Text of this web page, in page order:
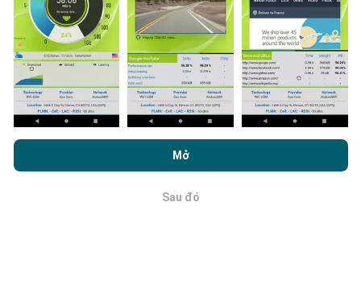
tất cả những gì bạn phải làm là tải xuống ứng dụng
nPerf trên điện thoại thông minh của bạn.
Càng có
nhiều dữ liệu, bản đồ sẽ càng toàn diện!
Cập nhật được thực hiện như thế nào?
Bản đồ phủ sóng mạng được bot tự động cập nhật
Mở
Sau đó
cũng như thử nghiệm nPerf của chúng
tôiThỏa thuận cấp phép người dùng cuối.
OK